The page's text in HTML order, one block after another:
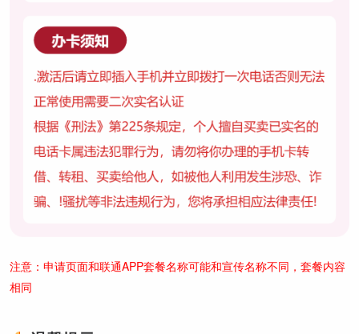
注意：申请页面和联通APP套餐名称可能和宣传名称不同，套餐内容
相同